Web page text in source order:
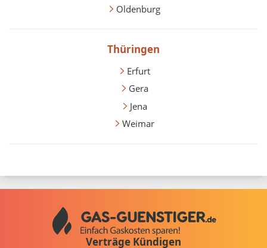
Oldenburg
Thüringen
Erfurt
Gera
Jena
Weimar
Verträge Kündigen